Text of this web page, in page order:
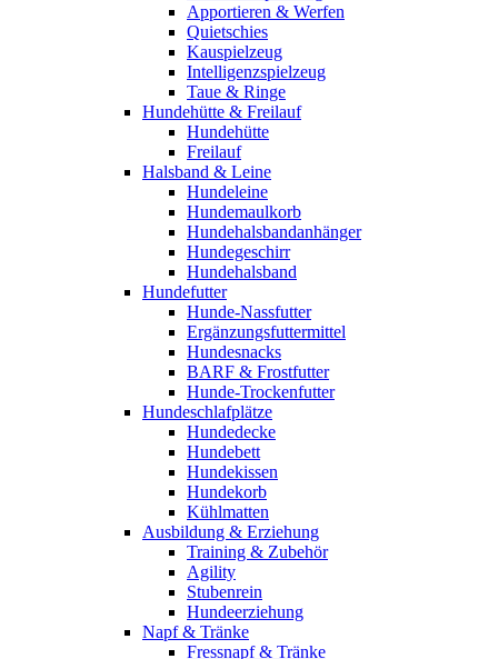
Apportieren & Werfen
Quietschies
Kauspielzeug
Intelligenzspielzeug
Taue & Ringe
Hundehütte & Freilauf
Hundehütte
Freilauf
Halsband & Leine
Hundeleine
Hundemaulkorb
Hundehalsbandanhänger
Hundegeschirr
Hundehalsband
Hundefutter
Hunde-Nassfutter
Ergänzungsfuttermittel
Hundesnacks
BARF & Frostfutter
Hunde-Trockenfutter
Hundeschlafplätze
Hundedecke
Hundebett
Hundekissen
Hundekorb
Kühlmatten
Ausbildung & Erziehung
Training & Zubehör
Agility
Stubenrein
Hundeerziehung
Napf & Tränke
Fressnapf & Tränke